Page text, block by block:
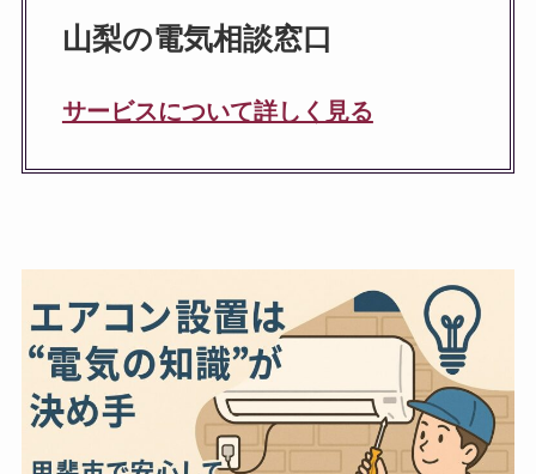
山梨の電気相談窓口
サービスについて詳しく見る